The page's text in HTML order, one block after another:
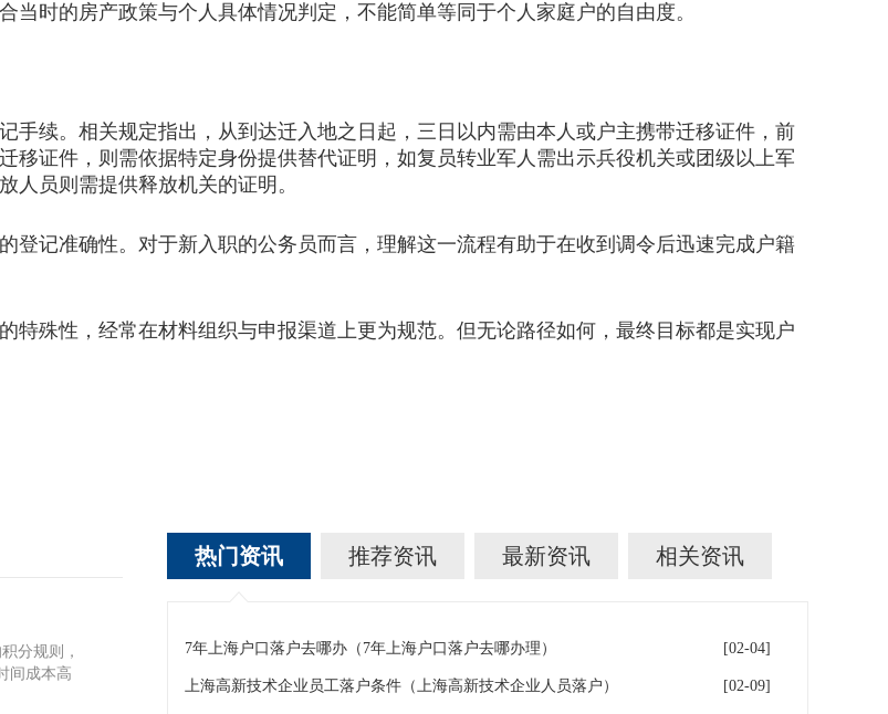
时的房产政策与个人具体情况判定，不能简单等同于个人家庭户的自由度。
续。相关规定指出，从到达迁入地之日起，三日以内需由本人或户主携带迁移证件，前
移证件，则需依据特定身份提供替代证明，如复员转业军人需出示兵役机关或团级以上军
人员则需提供释放机关的证明。
记准确性。对于新入职的公务员而言，理解这一流程有助于在收到调令后迅速完成户籍
殊性，经常在材料组织与申报渠道上更为规范。但无论路径如何，最终目标都是实现户
分规则，
间成本高
热门资讯 推荐资讯 最新资讯 相关资讯
7年上海户口落户去哪办（7年上海户口落户去哪办理） [02-04]
上海高新技术企业员工落户条件（上海高新技术企业人员落户） [02-09]